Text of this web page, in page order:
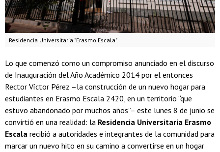
Residencia Universitaria "Erasmo Escala"
Lo que comenzó como un compromiso anunciado en el discurso
de Inauguración del Año Académico 2014 por el entonces
Rector Víctor Pérez –la construcción de un nuevo hogar para
estudiantes en Erasmo Escala 2420, en un territorio “que
estuvo abandonado por muchos años”– este lunes 8 de junio se
convirtió en una realidad: la Residencia Universitaria Erasmo
Escala recibió a autoridades e integrantes de la comunidad para
marcar un nuevo hito en su camino a convertirse en un hogar